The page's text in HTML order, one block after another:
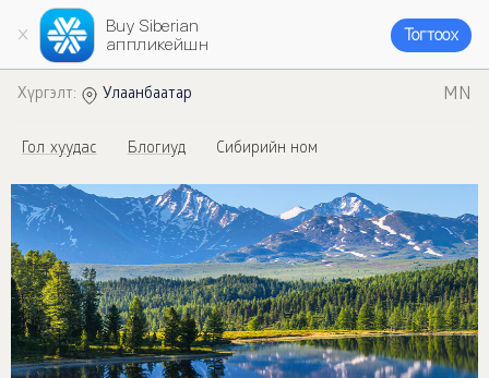
Buy Siberian
аппликейшн
Тогтоох
Хүргэлт: Улаанбаатар MN
Гол хуудас Блогиуд Сибирийн ном